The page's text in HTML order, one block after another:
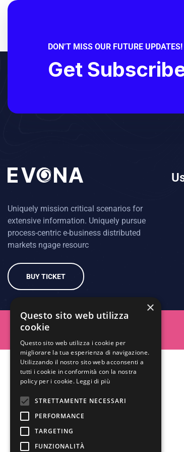
DON’T MISS OUR FUTURE UPDATES!
Get
Uniquely mission critical scenarios for
extensive information. Uniquely pursue
process-centric e-business distributed
markets ngage resourc
BUY TICKET
×
Questo sito web utilizza
cookie
Questo sito web utilizza i cookie per
migliorare la tua esperienza di navigazione.
Utilizzando il nostro sito web acconsenti a
tutti i cookie in conformità con la nostra
policy per i cookie. Leggi di più
STRETTAMENTE NECESSARI
PERFORMANCE
TARGETING
FUNZIONALITÀ